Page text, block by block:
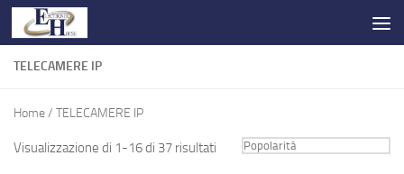
Salta al contenuto
TELECAMERE IP
Home/ TELECAMERE IP
Visualizzazione di 1-16 di 37 risultati